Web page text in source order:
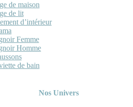
de maison
de lit
d’intérieur
Femme
Homme
de bain
Nos Univers